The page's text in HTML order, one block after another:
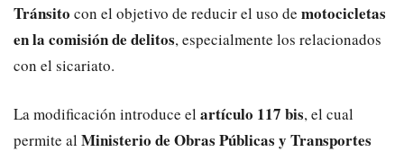
Tránsito con el objetivo de reducir el uso de motocicletas
en la comisión de delitos, especialmente los relacionados
con el sicariato.
La modificación introduce el artículo 117 bis, el cual
permite al Ministerio de Obras Públicas y Transportes